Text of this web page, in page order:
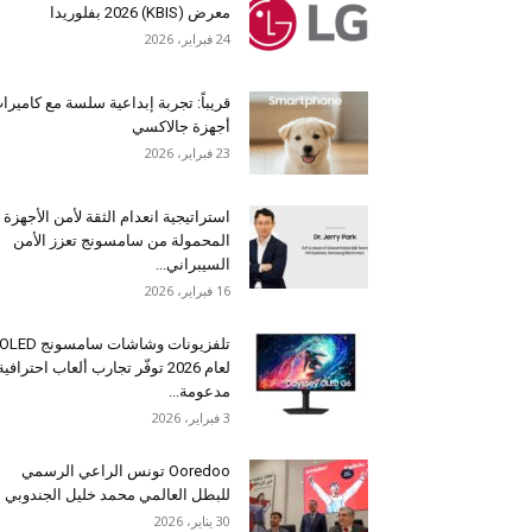
معرض (KBIS) 2026 بفلوريدا
24 فبراير، 2026
قريباً: تجربة إبداعية سلسة مع
أجهزة جالاكسي
23 فبراير، 2026
استراتيجية انعدام الثقة لأمن الأجهزة
المحمولة من سامسونج تعزز الأمن
السيبراني...
16 فبراير، 2026
تلفزيونات وشاشات سامسونج OLED
لعام 2026 توفّر تجارب ألعاب
مدعومة...
3 فبراير، 2026
Ooredoo تونس الراعي الرسمي
للبطل العالمي محمد خليل الجندوبي
30 يناير، 2026